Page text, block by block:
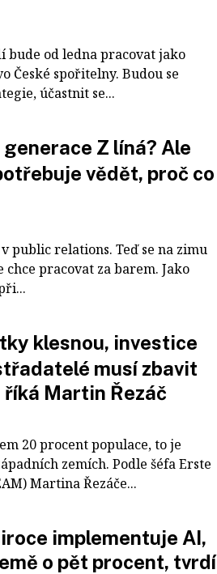
bude od ledna pracovat jako
České spořitelny. Budou se
účastnit se...
generace Z líná? Ale
vědět, proč co
public relations. Teď se na zimu
chce pracovat za barem. Jako
klesnou, investice
musí zbavit
Martin Řezáč
20 procent populace, to je
zemích. Podle šéfa Erste
Martina Řezáče...
implementuje AI,
o pět procent, tvrdí